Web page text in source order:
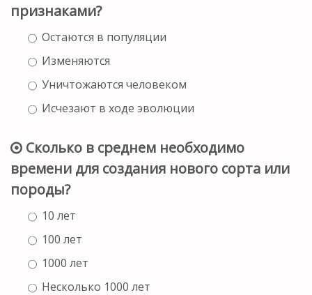
признаками?
Остаются в популяции
Изменяются
Уничтожаются человеком
Исчезают в ходе эволюции
Сколько в среднем необходимо
времени для создания нового сорта или
породы?
10 лет
100 лет
1000 лет
Несколько 1000 лет